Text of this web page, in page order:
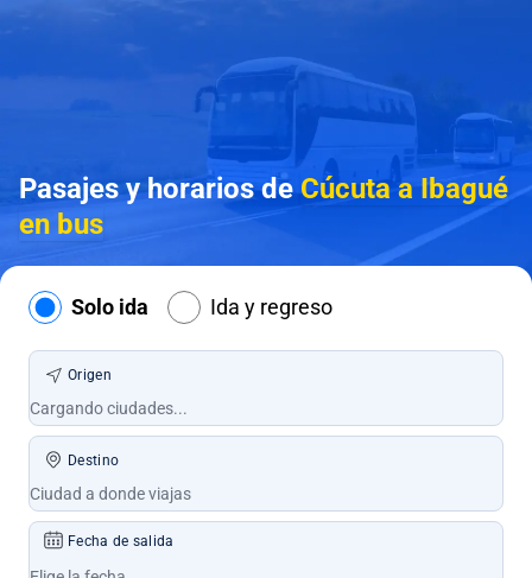
Pasajes y horarios deCúcuta a Ibagué
en bus
Solo ida Ida y regreso
Origen
Destino
Fecha de salida